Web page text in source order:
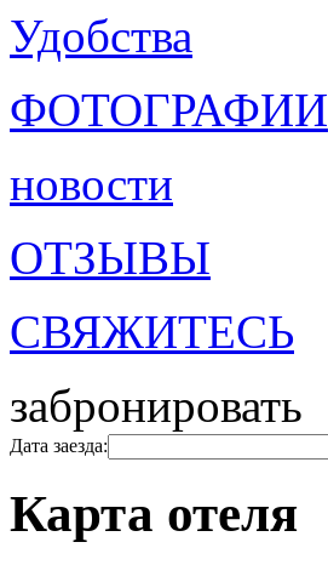
Удобства
ФОТОГРАФИИ
новости
ОТЗЫВЫ
СВЯЖИТЕСЬ
забронировать
Дата заезда:
Карта отеля